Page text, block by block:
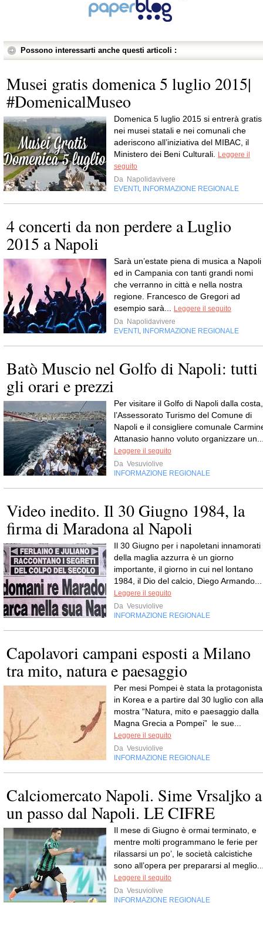
Possono interessarti anche questi articoli :
Musei gratis domenica 5 luglio 2015|
#DomenicalMuseo
Domenica 5 luglio 2015 si entrerà gratis
nei musei statali e nei comunali che
aderiscono all’iniziativa del MIBAC, il
Ministero dei Beni Culturali. Leggere il
seguito
Da Napolidavivere
EVENTI , INFORMAZIONE REGIONALE
4 concerti da non perdere a Luglio
2015 a Napoli
Sarà un’estate piena di musica a Napoli
ed in Campania con tanti grandi nomi
che verranno in città e nella nostra
regione. Francesco de Gregori ad
esempio sarà... Leggere il seguito
Da Napolidavivere
EVENTI , INFORMAZIONE REGIONALE
Batò Muscio nel Golfo di Napoli: tutti
gli orari e prezzi
Per visitare il Golfo di Napoli dalla costa,
l’Assessorato Turismo del Comune di
Napoli e il consigliere comunale
Attanasio hanno voluto organizzare
Leggere il seguito
Da Vesuviolive
INFORMAZIONE REGIONALE
Video inedito. Il 30 Giugno 1984, la
firma di Maradona al Napoli
Il 30 Giugno per i napoletani innamorati
della maglia azzurra è un giorno
importante, il giorno in cui nel lontano
1984, il Dio del calcio, Diego Armando...
Leggere il seguito
Da Vesuviolive
INFORMAZIONE REGIONALE
Capolavori campani esposti a Milano
tra mito, natura e paesaggio
Per mesi Pompei è stata la protagonista
in Korea e a partire dal 30 luglio con alla
mostra “Natura, mito e paesaggio dalla
Magna Grecia a Pompei” le sue...
Leggere il seguito
Da Vesuviolive
INFORMAZIONE REGIONALE
Calciomercato Napoli. Sime Vrsaljko a
un passo dal Napoli. LE CIFRE
Il mese di Giugno è ormai terminato, e
mentre molti programmano le ferie per
rilassarsi un po’, le società calcistiche
sono all’opera per prepararsi al
Leggere il seguito
Da Vesuviolive
INFORMAZIONE REGIONALE